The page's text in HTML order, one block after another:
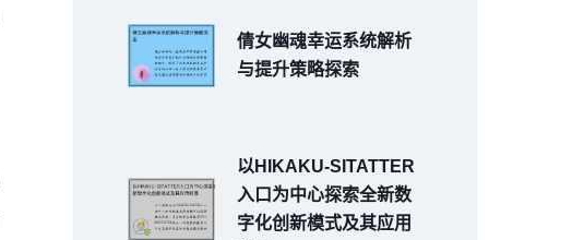
倩女幽魂幸运系统解析
与提升策略探索
以HIKAKU-SITATTER
入口为中心探索全新数
字化创新模式及其应用